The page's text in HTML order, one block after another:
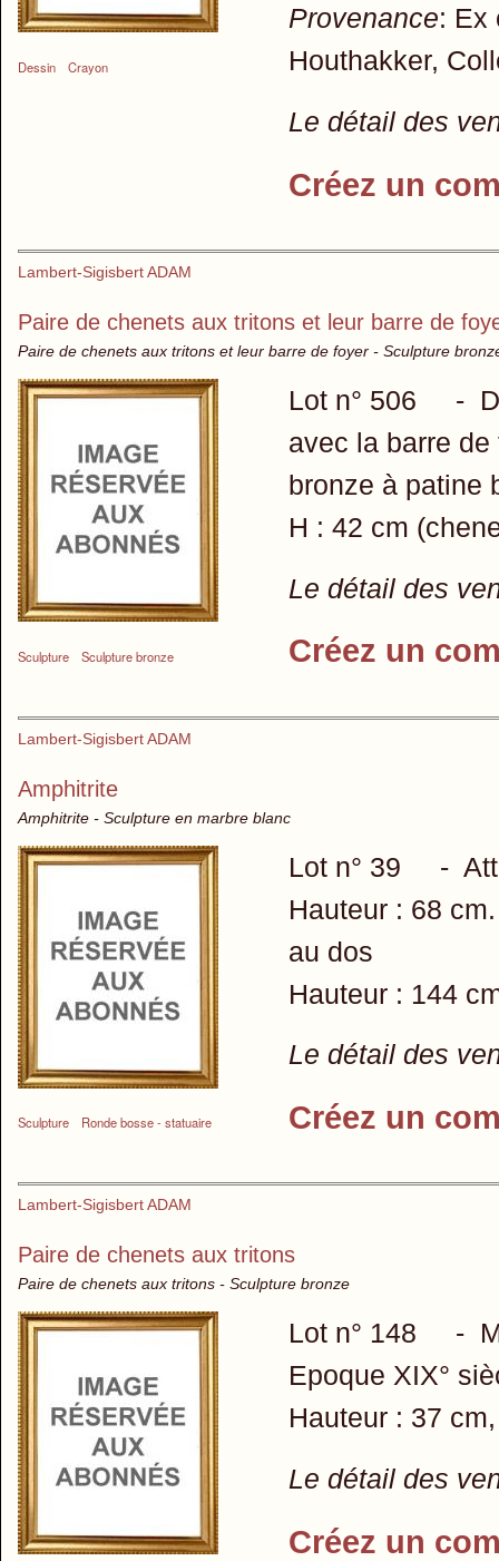
Dessin Crayon
Provenance: Ex
Houthakker,
Le détail des
Créez un
Lambert-Sigisbert ADAM
Paire de chenets aux tritons et leur barre de
Paire de chenets aux tritons et leur barre de foyer - Sculpture
Sculpture Sculpture bronze
Lot n° 506 -
avec la barre de
bronze à patine
H : 42 cm
Le détail des
Créez un
Lambert-Sigisbert ADAM
Amphitrite
Amphitrite - Sculpture en marbre blanc
Sculpture Ronde bosse - statuaire
Lot n° 39 -
Hauteur : 68
au dos
Hauteur : 144
Le détail des
Créez un
Lambert-Sigisbert ADAM
Paire de chenets aux tritons
Paire de chenets aux tritons - Sculpture bronze
Lot n° 148 -
Epoque XIX°
Hauteur : 37
Le détail des
Créez un